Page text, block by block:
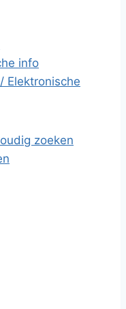
info
Elektronische
zoeken